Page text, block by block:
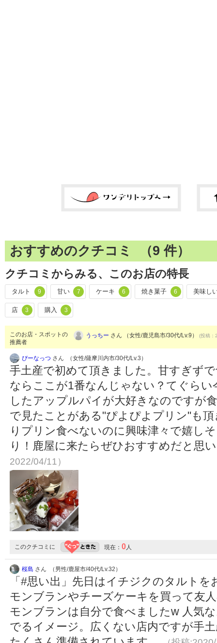
おすすめのクチコミ （9 件）
クチコミからみる、このお店の特長
タルト 9 甘い 7 ケーキ 6 焼き菓子 6 美味し
店 3 購入 3
このお店・スポットの
推薦者
うっちー さん （女性/鹿児島市/30代/Lv.9） (投稿
ぴーなっつ さん （女性/薩摩川内市/30代/Lv.3）
手土産で初めて頂きました。甘すぎず
ならここが1番なんじゃない？てぐら
したアップルパイが大好きなのですが
で見たことがある"ぴよぴよプリン"も
りプリン食べないのに興味津々で嬉し
り！鹿屋に来たらぜひおすすめだと思
2022/04/11）
このクチコミに 現在： 0人
桜島 さん （男性/鹿屋市/40代/Lv.32）
「#思い出」先日はイチジクのタルト
モンブランやチーズケーキを買って友
モンブランは自分で食べましたw 人気
でるイメージ。広くない店内ですが手